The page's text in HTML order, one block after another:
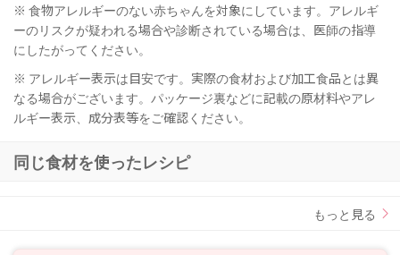
※ 食物アレルギーのない赤ちゃんを対象にしています。アレルギ
ーのリスクが疑われる場合や診断されている場合は、医師の指導
にしたがってください。
※ アレルギー表示は目安です。実際の食材および加工食品とは異
なる場合がございます。パッケージ裏などに記載の原材料やアレ
ルギー表示、成分表等をご確認ください。
同じ食材を使ったレシピ
もっと見る